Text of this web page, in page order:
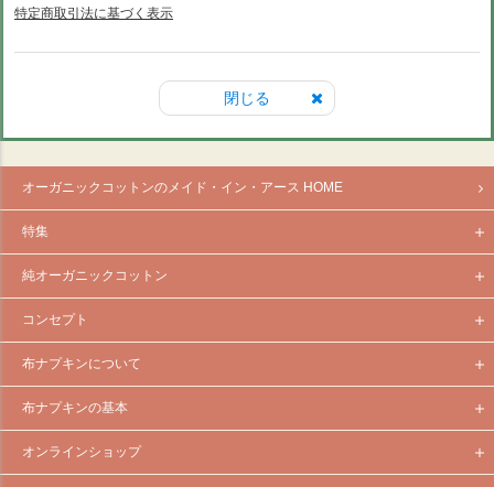
特定商取引法に基づく表示
閉じる
オーガニックコットンのメイド・イン・アース HOME
特集
純オーガニックコットン
コンセプト
布ナプキンについて
布ナプキンの基本
オンラインショップ